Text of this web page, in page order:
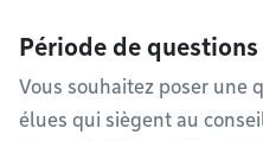
Période de questions
Vous souhaitez poser une
élues qui siègent au